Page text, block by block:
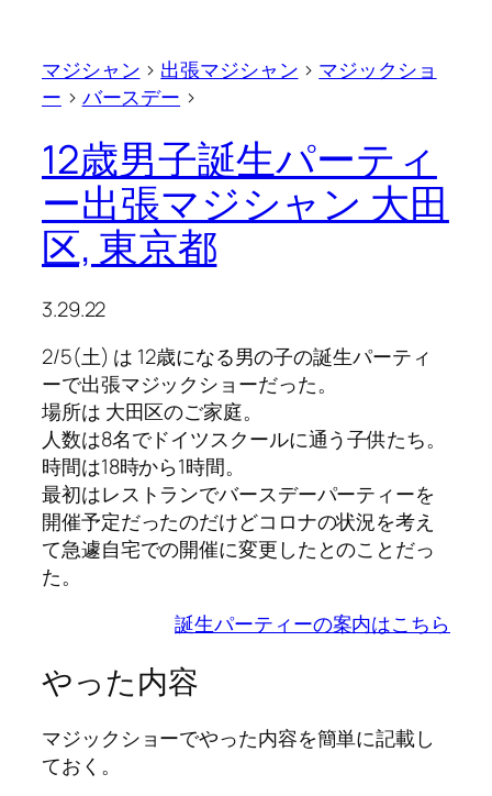
マジシャン > 出張マジシャン > マジックショ
ー > バースデー >
12歳男子誕生パーティ
ー出張マジシャン 大田
区, 東京都
3.29.22
2/5(土) は 12歳になる男の子の誕生パーティ
ーで出張マジックショーだった。
場所は 大田区のご家庭。
人数は8名でドイツスクールに通う子供たち。
時間は18時から1時間。
最初はレストランでバースデーパーティーを
開催予定だったのだけどコロナの状況を考え
て急遽自宅での開催に変更したとのことだっ
た。
誕生パーティーの案内はこちら
やった内容
マジックショーでやった内容を簡単に記載し
ておく。